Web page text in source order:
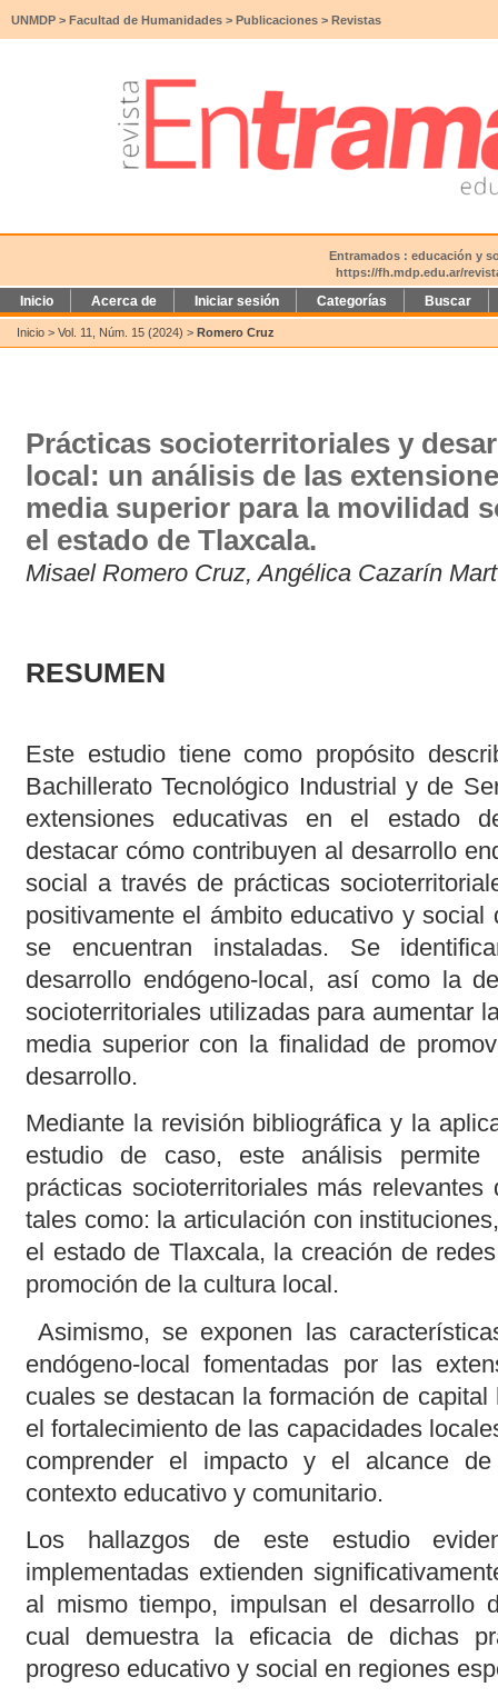
UNMDP > Facultad de Humanidades > Publicaciones > Revistas
Entramados : educación y
https://fh.mdp.edu.ar/
Inicio Acerca de Iniciar sesión Categorías Buscar
Inicio > Vol. 11, Núm. 15 (2024) > Romero Cruz
Prácticas socioterritoriales y
local: un análisis de las
media superior para la movilidad
el estado de Tlaxcala.
Misael Romero Cruz, Angélica Cazarín
RESUMEN
Este estudio tiene como propósito
Bachillerato Tecnológico Industrial y de
extensiones educativas en el estado
destacar cómo contribuyen al desarrollo
social a través de prácticas
positivamente el ámbito educativo y social
se encuentran instaladas. Se
desarrollo endógeno-local, así como la
socioterritoriales utilizadas para aumentar
media superior con la finalidad de
desarrollo.
Mediante la revisión bibliográfica y la
estudio de caso, este análisis permite
prácticas socioterritoriales más
tales como: la articulación con
el estado de Tlaxcala, la creación de
promoción de la cultura local.
Asimismo, se exponen las
endógeno-local fomentadas por las
cuales se destacan la formación de
el fortalecimiento de las capacidades
comprender el impacto y el alcance
contexto educativo y comunitario.
Los hallazgos de este estudio
implementadas extienden
al mismo tiempo, impulsan el desarrollo
cual demuestra la eficacia de dichas
progreso educativo y social en regiones